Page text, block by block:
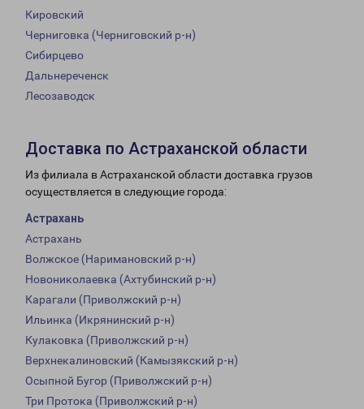
Кировский
Черниговка (Черниговский р-н)
Сибирцево
Дальнереченск
Лесозаводск
Доставка по Астраханской области
Из филиала в Астраханской области доставка грузов
осуществляется в следующие города:
Астрахань
Астрахань
Волжское (Наримановский р-н)
Новониколаевка (Ахтубинский р-н)
Карагали (Приволжский р-н)
Ильинка (Икрянинский р-н)
Кулаковка (Приволжский р-н)
Верхнекалиновский (Камызякский р-н)
Осыпной Бугор (Приволжский р-н)
Три Протока (Приволжский р-н)